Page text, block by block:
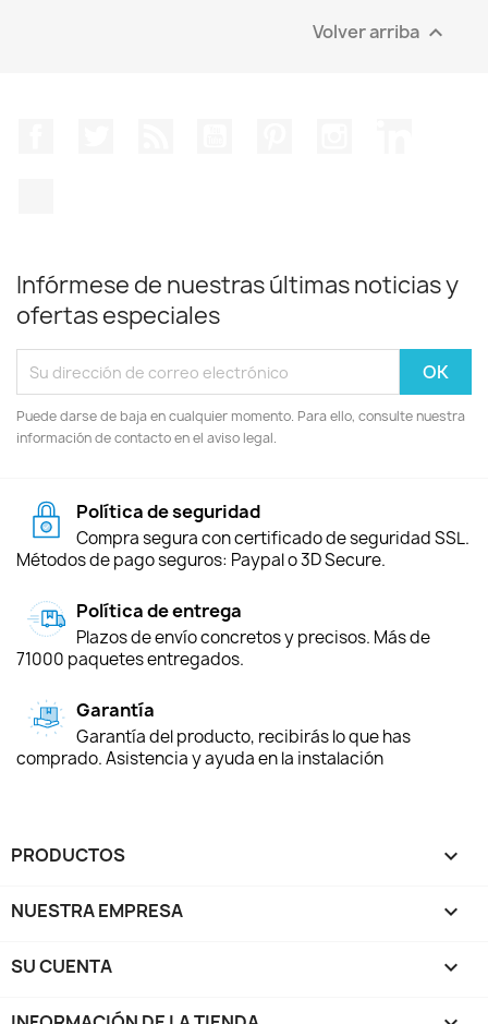
Volver arriba 
Infórmese de nuestras últimas noticias y
ofertas especiales
Puede darse de baja en cualquier momento. Para ello, consulte nuestra
información de contacto en el aviso legal.
Política de seguridad
Compra segura con certificado de seguridad SSL.
Métodos de pago seguros: Paypal o 3D Secure.
Política de entrega
Plazos de envío concretos y precisos. Más de
71000 paquetes entregados.
Garantía
Garantía del producto, recibirás lo que has
comprado. Asistencia y ayuda en la instalación
PRODUCTOS 
NUESTRA EMPRESA 
SU CUENTA 